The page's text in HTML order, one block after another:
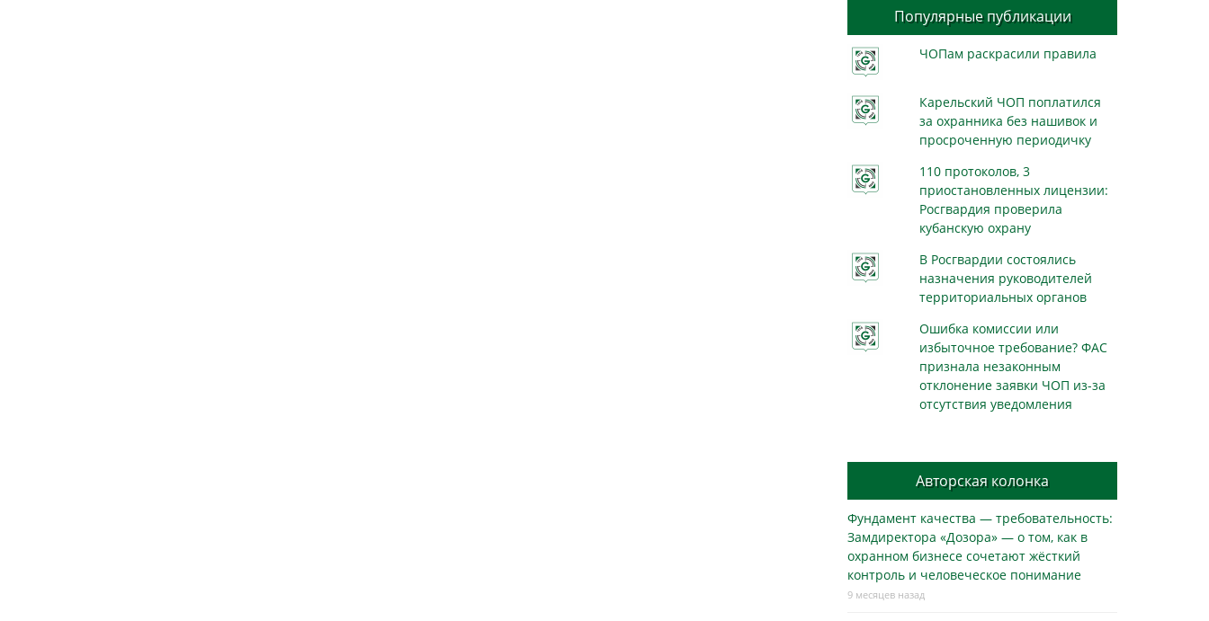
Популярные публикации
ЧОПам раскрасили правила
Карельский ЧОП поплатился
за охранника без нашивок и
просроченную периодичку
110 протоколов, 3
приостановленных лицензии:
Росгвардия проверила
кубанскую охрану
В Росгвардии состоялись
назначения руководителей
территориальных органов
Ошибка комиссии или
избыточное требование? ФАС
признала незаконным
отклонение заявки ЧОП из-за
отсутствия уведомления
Авторская колонка
Фундамент качества — требовательность:
Замдиректора «Дозора» — о том, как в
охранном бизнесe сочетают жёсткий
контроль и человеческое понимание
9 месяцев назад